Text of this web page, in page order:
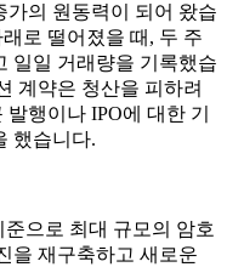
가의 원동력이 되어 왔습
로 떨어졌을 때, 두 주
일일 거래량을 기록했습
계약은 청산을 피하려
행이나 IPO에 대한 기
했습니다.
준으로 최대 규모의 암호
을 재구축하고 새로운